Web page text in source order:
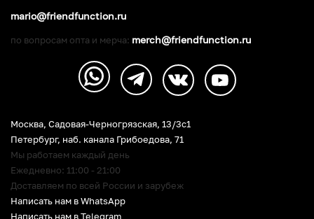
Москва, Садовая-Черногрязская, 13/3c1
Петербург, наб. канала Грибоедова, 71
Мы работаем каждый день
Ежедневно: 11:00 - 21:00
Доставляем по всей России и зарубеж
Написать нам в WhatsApp
Написать нам в Telegram
mario@friendfunction.ru
по вопросам опта и мерча: merch@friendfunction.ru